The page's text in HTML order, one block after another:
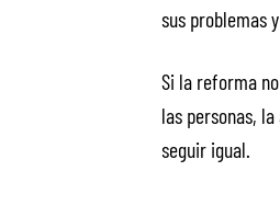
sus problemas
Si la reforma
las personas,
seguir igual.